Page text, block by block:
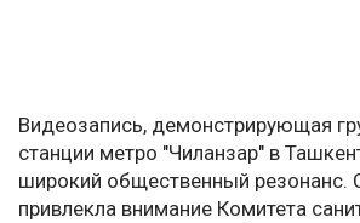
Видеозапись, демонстрирующая
станции метро "Чиланзар" в
широкий общественный резонанс.
привлекла внимание Комитета